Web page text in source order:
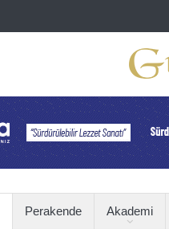
Perakende Akademi